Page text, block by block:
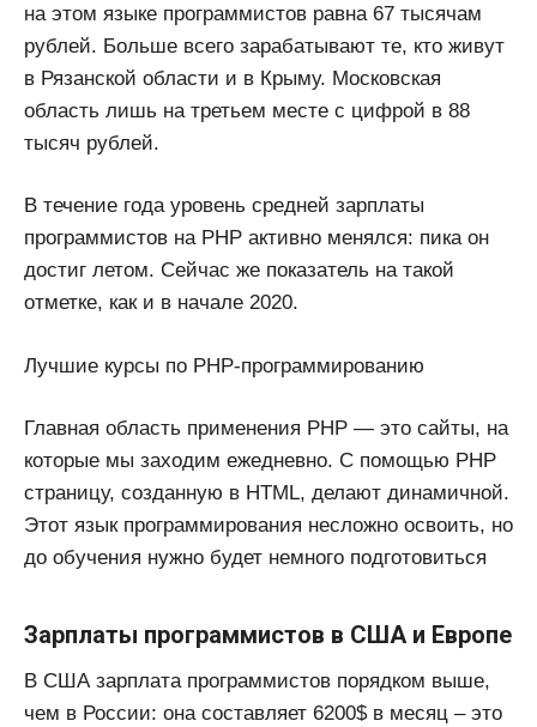
на этом языке программистов равна 67 тысячам
рублей. Больше всего зарабатывают те, кто живут
в Рязанской области и в Крыму. Московская
область лишь на третьем месте с цифрой в 88
тысяч рублей.
В течение года уровень средней зарплаты
программистов на PHP активно менялся: пика он
достиг летом. Сейчас же показатель на такой
отметке, как и в начале 2020.
Лучшие курсы по PHP-программированию
Главная область применения PHP — это сайты, на
которые мы заходим ежедневно. С помощью PHP
страницу, созданную в HTML, делают динамичной.
Этот язык программирования несложно освоить, но
до обучения нужно будет немного подготовиться
Зарплаты программистов в США и Европе
В США зарплата программистов порядком выше,
чем в России: она составляет 6200$ в месяц – это